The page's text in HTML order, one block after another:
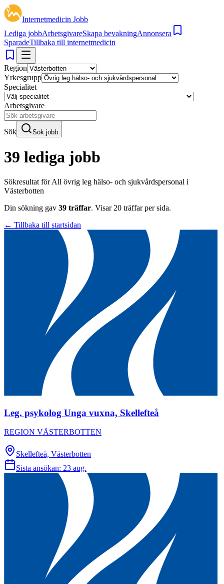
Internetmedicin Jobb
Lediga jobbArbetsgivareSkapa bevakningAnnonsera
SparadeTillbaka till internetmedicin
Region
Yrkesgrupp
Specialitet
Arbetsgivare
Sök Sök jobb
39 lediga jobb
Sökresultat förAll övrig leg hälso- och sjukvårdspersonal i
Västerbotten
Din sökning gav 39 träffar. Visar 20 träffar per sida.
← Tillbaka till startsidan
Leg. psykolog Unga vuxna, Skellefteå
REGION VÄSTERBOTTEN
Skellefteå, Västerbotten
Sista ansökan: 23 aug.